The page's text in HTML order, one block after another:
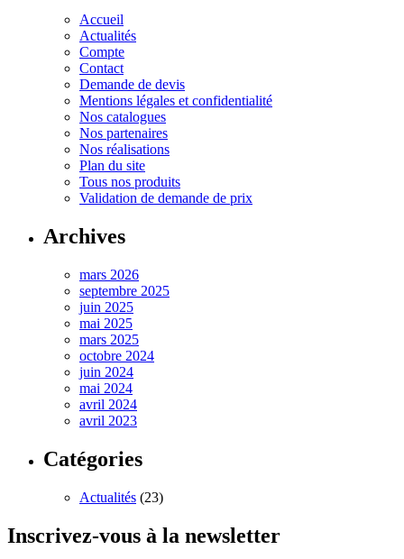
Accueil
Actualités
Compte
Contact
Demande de devis
Mentions légales et confidentialité
Nos catalogues
Nos partenaires
Nos réalisations
Plan du site
Tous nos produits
Validation de demande de prix
Archives
mars 2026
septembre 2025
juin 2025
mai 2025
mars 2025
octobre 2024
juin 2024
mai 2024
avril 2024
avril 2023
Catégories
Actualités (23)
Inscrivez-vous à la newsletter